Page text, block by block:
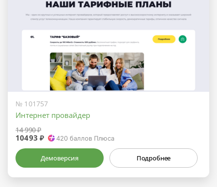
№ 101757
Интернет провайдер
14 990 ₽
10493 ₽ 420 баллов Плюса
Демоверсия Подробнее